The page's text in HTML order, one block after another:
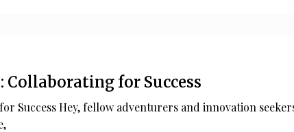
Collaborating for Success
Success Hey, fellow adventurers and innovation